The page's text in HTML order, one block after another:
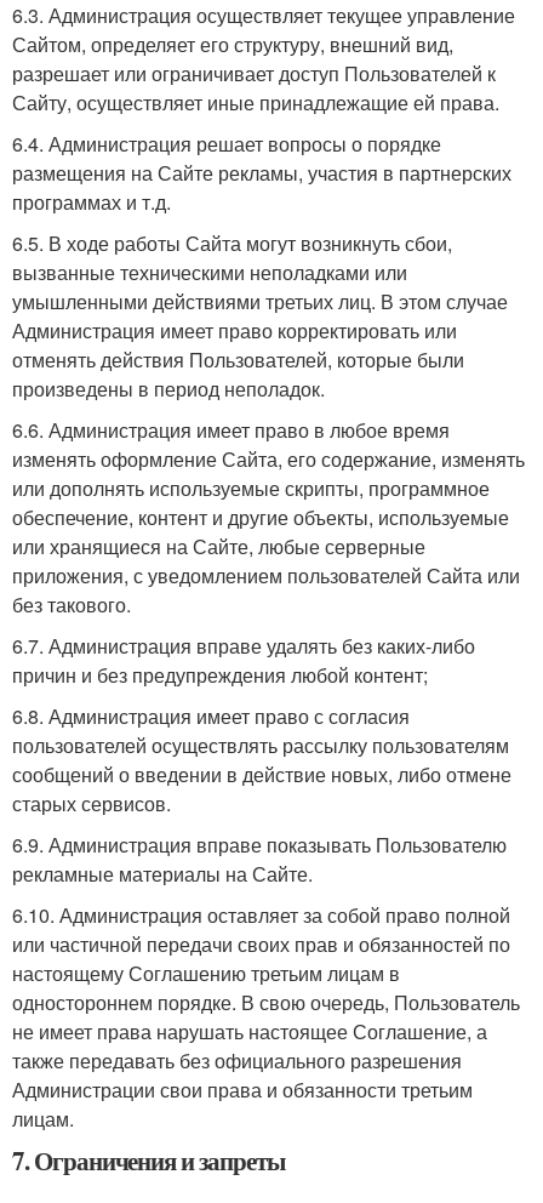
6.3. Администрация осуществляет текущее управление
Сайтом, определяет его структуру, внешний вид,
разрешает или ограничивает доступ Пользователей к
Сайту, осуществляет иные принадлежащие ей права.
6.4. Администрация решает вопросы о порядке
размещения на Сайте рекламы, участия в партнерских
программах и т.д.
6.5. В ходе работы Сайта могут возникнуть сбои,
вызванные техническими неполадками или
умышленными действиями третьих лиц. В этом случае
Администрация имеет право корректировать или
отменять действия Пользователей, которые были
произведены в период неполадок.
6.6. Администрация имеет право в любое время
изменять оформление Сайта, его содержание, изменять
или дополнять используемые скрипты, программное
обеспечение, контент и другие объекты, используемые
или хранящиеся на Сайте, любые серверные
приложения, с уведомлением пользователей Сайта или
без такового.
6.7. Администрация вправе удалять без каких-либо
причин и без предупреждения любой контент;
6.8. Администрация имеет право с согласия
пользователей осуществлять рассылку пользователям
сообщений о введении в действие новых, либо отмене
старых сервисов.
6.9. Администрация вправе показывать Пользователю
рекламные материалы на Сайте.
6.10. Администрация оставляет за собой право полной
или частичной передачи своих прав и обязанностей по
настоящему Соглашению третьим лицам в
одностороннем порядке. В свою очередь, Пользователь
не имеет права нарушать настоящее Соглашение, а
также передавать без официального разрешения
Администрации свои права и обязанности третьим
лицам.
7. Ограничения и запреты